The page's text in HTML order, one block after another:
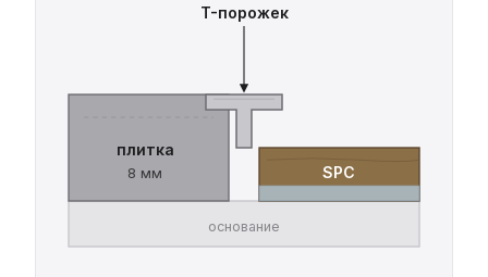
основание
плитка
8 мм SPC
T-порожек